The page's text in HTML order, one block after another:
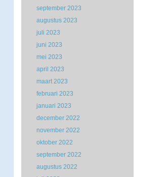
september 2023
augustus 2023
juli 2023
juni 2023
mei 2023
april 2023
maart 2023
februari 2023
januari 2023
december 2022
november 2022
oktober 2022
september 2022
augustus 2022